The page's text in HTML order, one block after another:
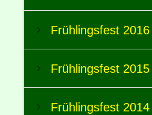
Frühlingsfest 2016
Frühlingsfest 2015
Frühlingsfest 2014